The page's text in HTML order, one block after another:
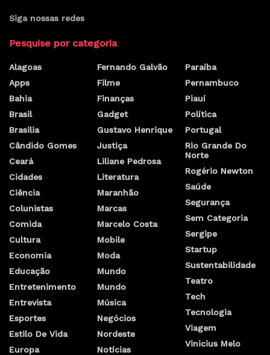
Siga nossas redes
Pesquise por categoria
Alagoas
Apps
Bahia
Brasil
Brasilia
Cândido Gomes
Ceará
Cidades
Ciência
Colunistas
Comida
Cultura
Economia
Educação
Entretenimento
Entrevista
Esportes
Estilo De Vida
Europa
Fernando Galvão
Filme
Finanças
Gadget
Gustavo Henrique
Justiça
Liliane Pedrosa
Literatura
Maranhão
Marcas
Marcelo Costa
Mobile
Moda
Mundo
Mundo
Música
Negócios
Nordeste
Notícias
Paraíba
Pernambuco
Piauí
Política
Portugal
Rio Grande Do
Norte
Rogério Newton
Saúde
Segurança
Sem Categoria
Sergipe
Startup
Sustentabilidade
Teatro
Tech
Tecnologia
Viagem
Vinicius Melo